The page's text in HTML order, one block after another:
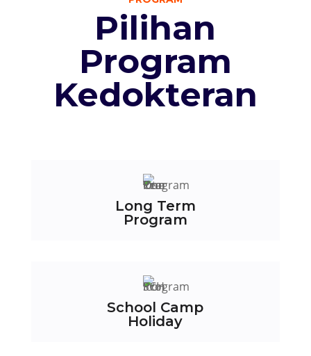
Pilihan
Program
Kedokteran
Long Term
Program
School Camp
Holiday